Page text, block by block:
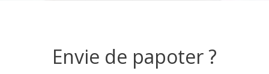
Envie de papoter ?